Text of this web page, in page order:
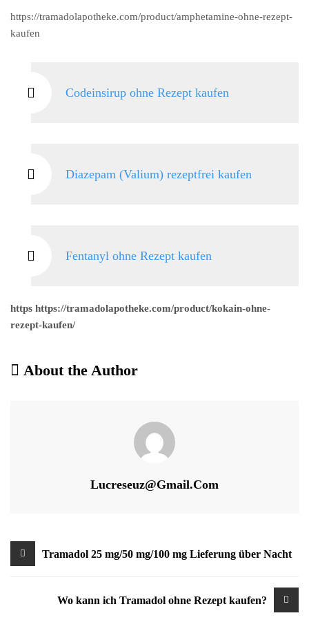
https://tramadolapotheke.com/product/amphetamine-ohne-rezept-
kaufen
Codeinsirup ohne Rezept kaufen
Diazepam (Valium) rezeptfrei kaufen
Fentanyl ohne Rezept kaufen
https https://tramadolapotheke.com/product/kokain-ohne-
rezept-kaufen/
About the Author
Lucreseuz@gmail.com
Beitragsnavigation
Tramadol 25 mg/50 mg/100 mg Lieferung über Nacht
Wo kann ich Tramadol ohne Rezept kaufen?